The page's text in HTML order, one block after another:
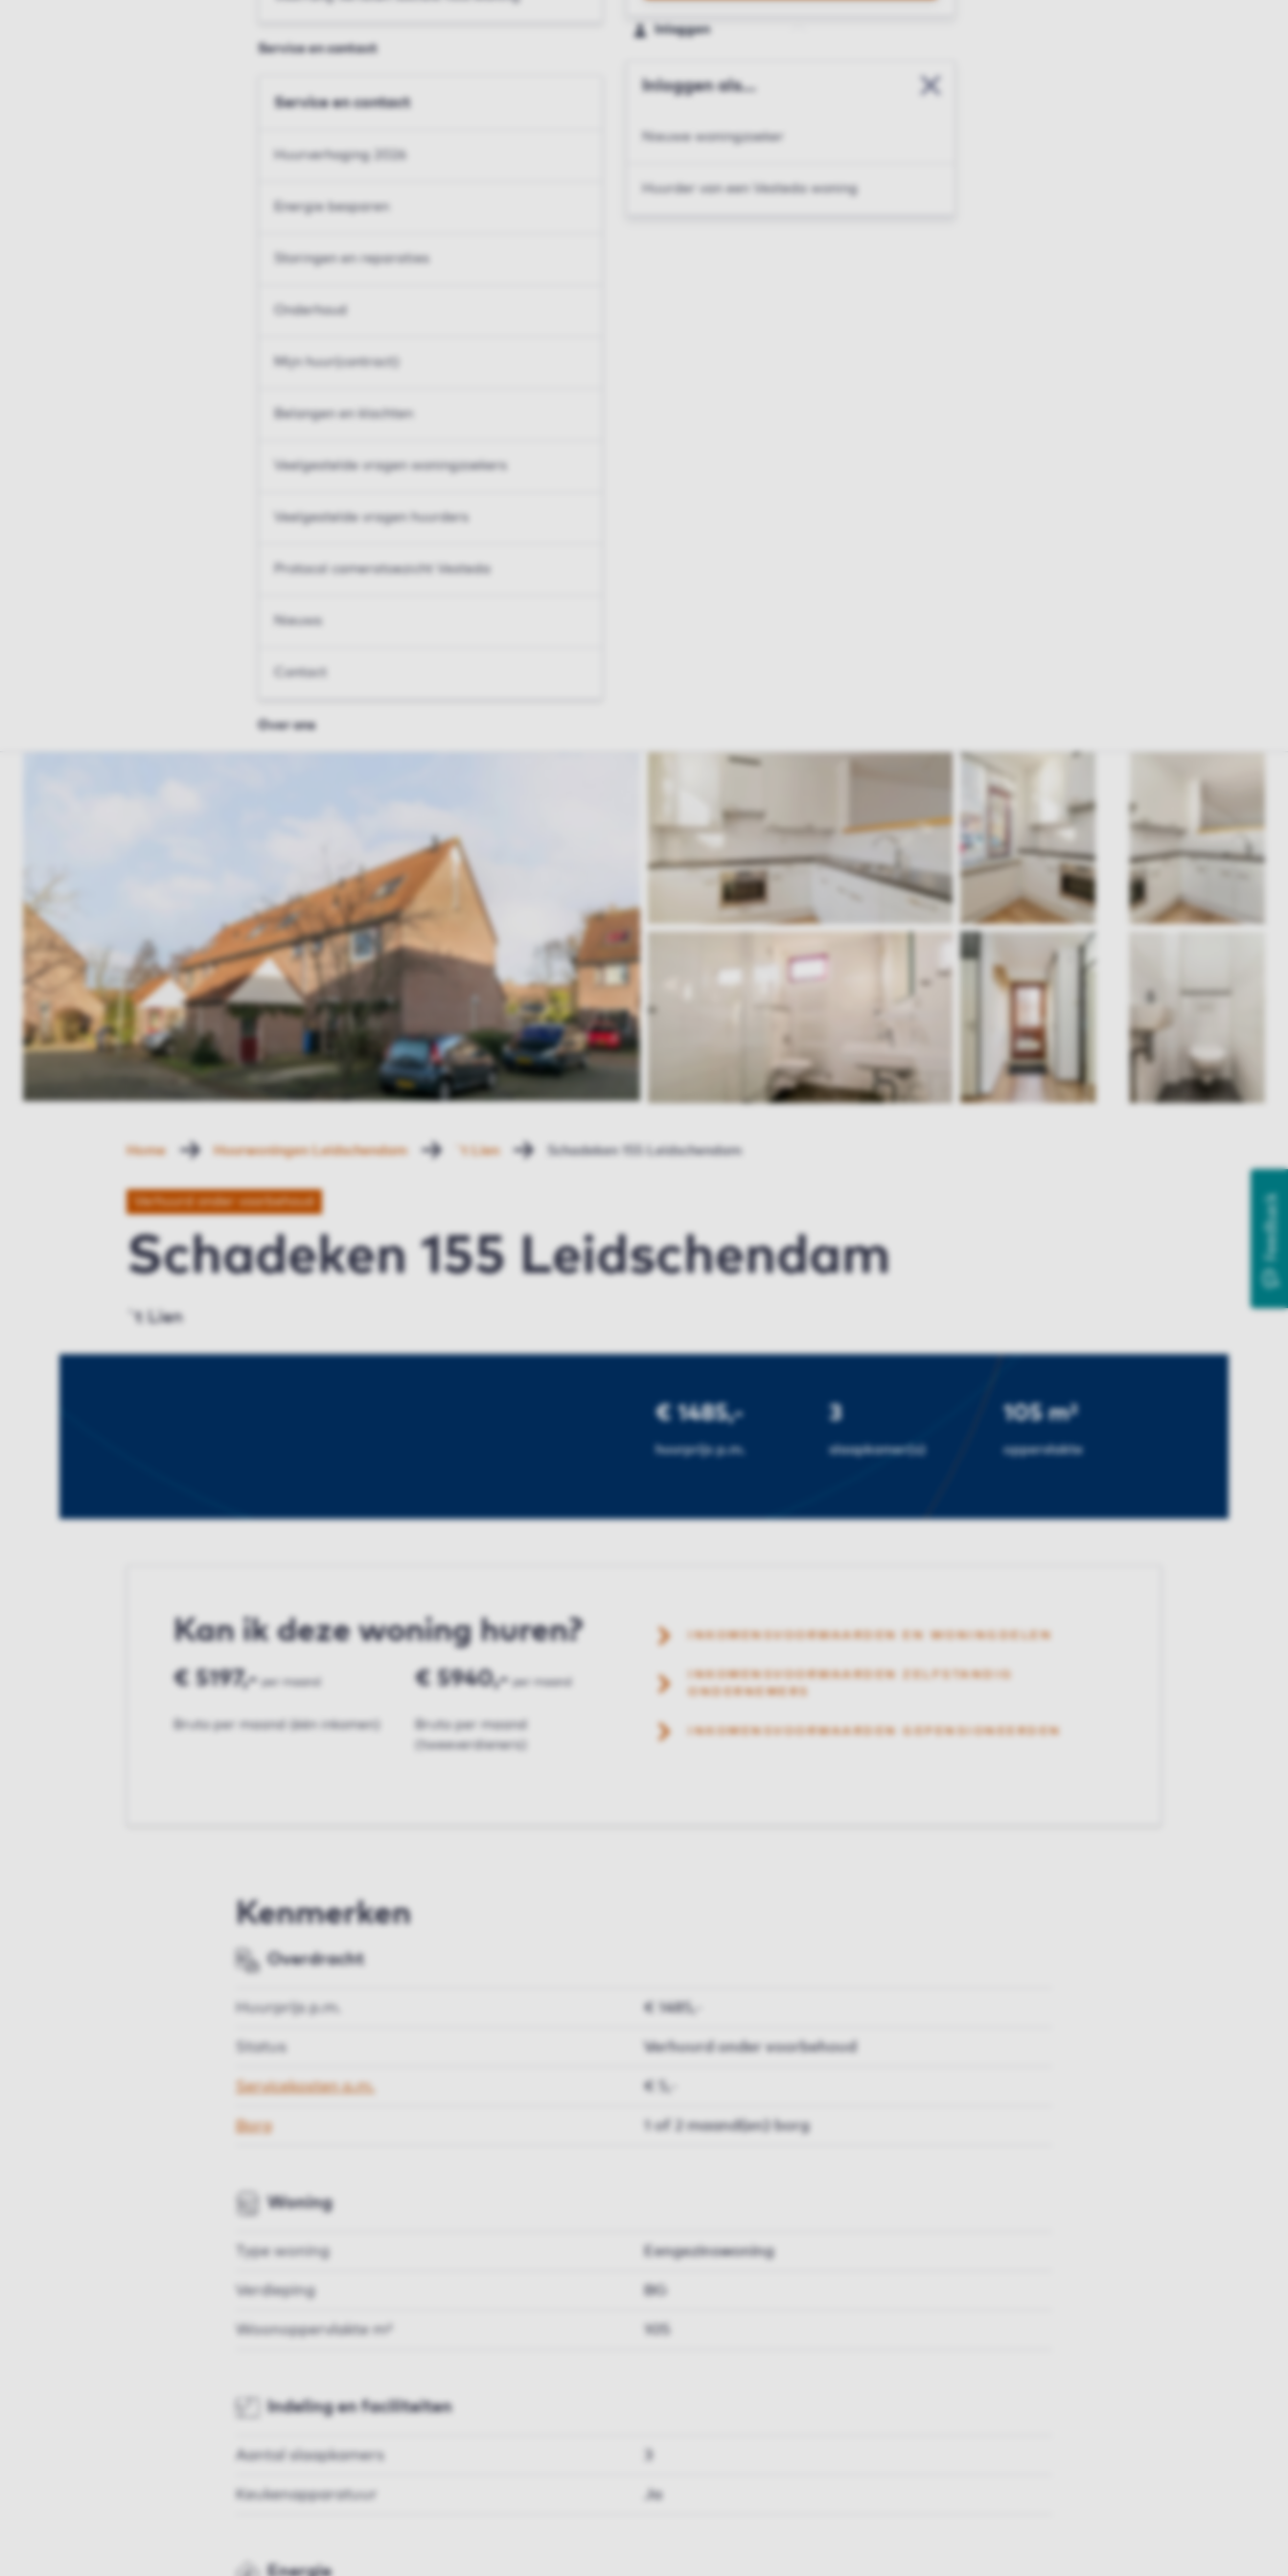
Service en contact
Service en contact
Huurverhoging 2026
Energie besparen
Storingen en reparaties
Onderhoud
Mijn huur(contract)
Belangen en klachten
Veelgestelde vragen woningzoekers
Veelgestelde vragen huurders
Protocol cameratoezicht Vesteda
Nieuws
Contact
Over ons
Inloggen
Inloggen als...
Sluit modal
Nieuwe woningzoeker
Huurder van een Vesteda woning
Home Huurwoningen Leidschendam `t Lien Schadeken 155 Leidschendam
Verhuurd onder voorbehoud
Schadeken 155 Leidschendam
`t Lien
€ 1485,-
huurprijs p.m.
3
slaapkamer(s)
105 m²
oppervlakte
Kan ik deze woning huren?
€ 5197,- per maand
Bruto per maand (één inkomen)
€ 5940,- per maand
Bruto per maand
(tweeverdieners)
INKOMENSVOORWAARDEN EN WONINGDELEN
INKOMENSVOORWAARDEN ZELFSTANDIG
ONDERNEMERS
INKOMENSVOORWAARDEN GEPENSIONEERDEN
Kenmerken
Overdracht
Huurprijs p.m. € 1485,-
Status Verhuurd onder voorbehoud
Servicekosten p.m. € 5,-
Borg 1 of 2 maand(en) borg
Woning
Type woning Eengezinswoning
Verdieping BG
Woonoppervlakte m²
Indeling en faciliteiten
Aantal slaapkamers
Keukenapparatuur Ja
Energie
Feedback